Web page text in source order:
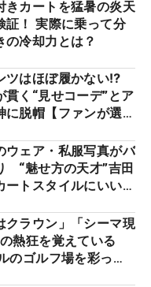
きカートを猛暑の炎天
証！ 実際に乗って分
の冷却力とは？
ツはほぼ履かない⁉
貫く“見せコーデ”とア
に脱帽【ファンが選ぶ
ウェア・私服写真がバ
“魅せ方の天才”吉田
ートスタイルにいい
クラウン」「シーマ現
熱狂を覚えている
のゴルフ場を彩った